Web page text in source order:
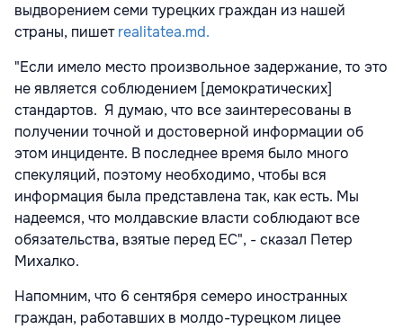
выдворением семи турецких граждан из нашей
страны, пишетrealitatea.md.
"Если имело место произвольное задержание, то это
не является соблюдением [демократических]
стандартов. Я думаю, что все заинтересованы в
получении точной и достоверной информации об
этом инциденте. В последнее время было много
спекуляций, поэтому необходимо, чтобы вся
информация была представлена так, как есть. Мы
надеемся, что молдавские власти соблюдают все
обязательства, взятые перед ЕС", - сказал Петер
Михалко.
Напомним, что 6 сентября семеро иностранных
граждан, работавших в молдо-турецком лицее